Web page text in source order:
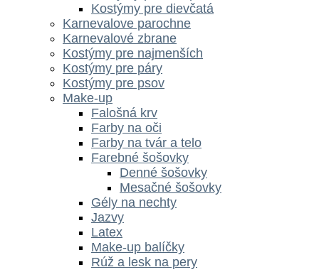
Kostýmy pre dievčatá
Karnevalove parochne
Karnevalové zbrane
Kostýmy pre najmenších
Kostýmy pre páry
Kostýmy pre psov
Make-up
Falošná krv
Farby na oči
Farby na tvár a telo
Farebné šošovky
Denné šošovky
Mesačné šošovky
Gély na nechty
Jazvy
Latex
Make-up balíčky
Rúž a lesk na pery